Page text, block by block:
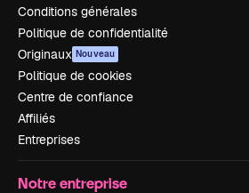
Conditions générales
Politique de confidentialité
Originaux Nouveau
Politique de cookies
Centre de confiance
Affiliés
Entreprises
Notre entreprise